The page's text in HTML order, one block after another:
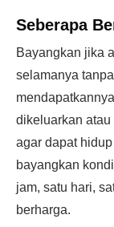
Seberapa
Bayangkan jika
selamanya
dikeluarkan
agar dapat
bayangkan
jam, satu hari,
berharga.